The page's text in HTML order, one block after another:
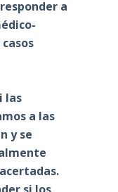
a
las
a las
y se